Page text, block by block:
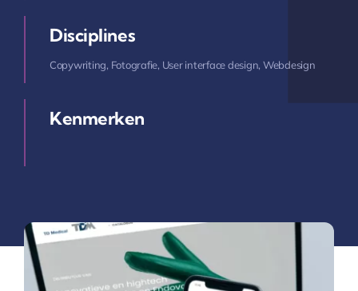
Disciplines
Copywriting, Fotografie, User interface design, Webdesign
Kenmerken